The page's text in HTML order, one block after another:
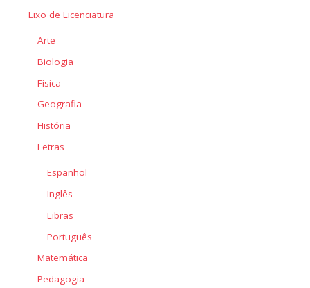
Eixo de Licenciatura
Arte
Biologia
Física
Geografia
História
Letras
Espanhol
Inglês
Libras
Português
Matemática
Pedagogia